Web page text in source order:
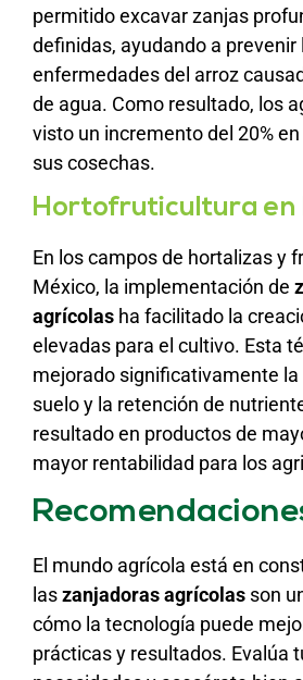
permitido excavar zanjas
definidas, ayudando a prevenir
enfermedades del arroz
de agua. Como resultado, los
visto un incremento del 20%
sus cosechas.
Hortofruticultura en
En los campos de hortalizas y
México, la implementación de
agrícolas ha facilitado la
elevadas para el cultivo. Esta
mejorado significativamente la
suelo y la retención de
resultado en productos de
mayor rentabilidad para los
El mundo agrícola está en
laszanjadoras agrícolas son
cómo la tecnología puede
prácticas y resultados. Evalúa